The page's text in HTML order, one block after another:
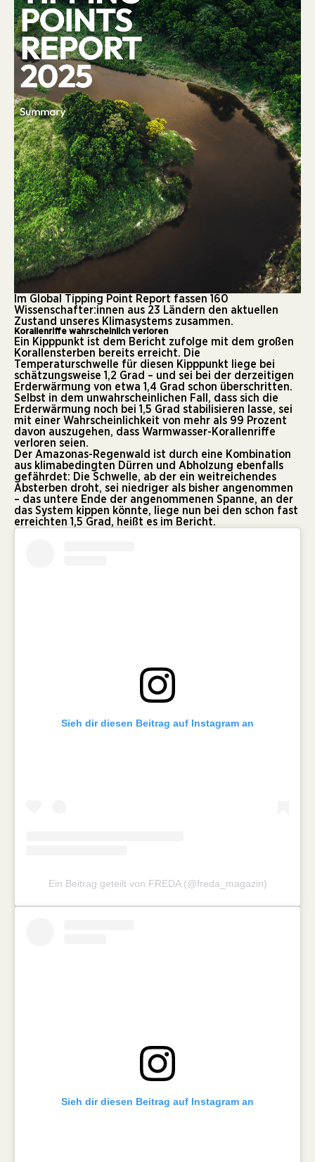
Im Global Tipping Point Report fassen 160
Wissenschafter:innen aus 23 Ländern den aktuellen
Zustand unseres Klimasystems zusammen.
Korallenriffe wahrscheinlich verloren
Ein Kipppunkt ist dem Bericht zufolge mit dem großen
Korallensterben bereits erreicht. Die
Temperaturschwelle für diesen Kipppunkt liege bei
schätzungsweise 1,2 Grad – und sei bei der derzeitigen
Erderwärmung von etwa 1,4 Grad schon überschritten.
Selbst in dem unwahrscheinlichen Fall, dass sich die
Erderwärmung noch bei 1,5 Grad stabilisieren lasse, sei
mit einer Wahrscheinlichkeit von mehr als 99 Prozent
davon auszugehen, dass Warmwasser-Korallenriffe
verloren seien.
Der Amazonas-Regenwald ist durch eine Kombination
aus klimabedingten Dürren und Abholzung ebenfalls
gefährdet: Die Schwelle, ab der ein weitreichendes
Absterben droht, sei niedriger als bisher angenommen
– das untere Ende der angenommenen Spanne, an der
das System kippen könnte, liege nun bei den schon fast
erreichten 1,5 Grad, heißt es im Bericht.
Sieh dir diesen Beitrag auf Instagram an
Ein Beitrag geteilt von FREDA (@freda_magazin)
Sieh dir diesen Beitrag auf Instagram an